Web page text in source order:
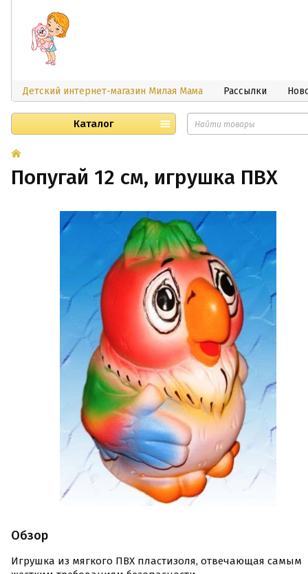
Детский интернет-магазин Милая Мама Рассылки
Каталог
Попугай 12 см, игрушка ПВХ
Обзор
Игрушка из мягкого ПВХ пластизоля, отвечающая самым